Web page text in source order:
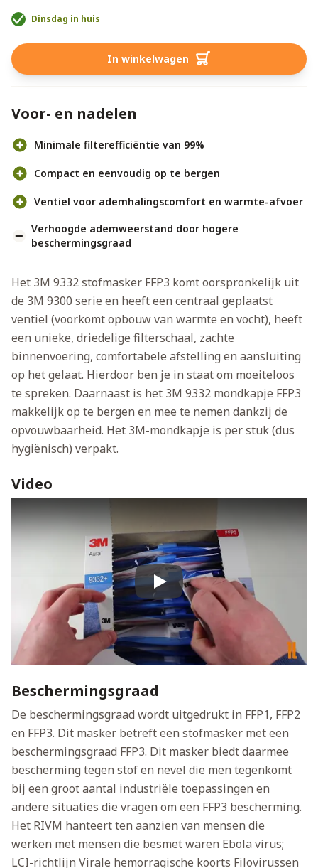
Dinsdag in huis
In winkelwagen
Voor- en nadelen
Minimale filterefficiëntie van 99%
Compact en eenvoudig op te bergen
Ventiel voor ademhalingscomfort en warmte-afvoer
Verhoogde ademweerstand door hogere
beschermingsgraad
Het 3M 9332 stofmasker FFP3 komt oorspronkelijk uit
de 3M 9300 serie en heeft een centraal geplaatst
ventiel (voorkomt opbouw van warmte en vocht), heeft
een unieke, driedelige filterschaal, zachte
binnenvoering, comfortabele afstelling en aansluiting
op het gelaat. Hierdoor ben je in staat om moeiteloos
te spreken. Daarnaast is het 3M 9332 mondkapje FFP3
makkelijk op te bergen en mee te nemen dankzij de
opvouwbaarheid. Het 3M-mondkapje is per stuk (dus
hygiënisch) verpakt.
Video
Play
Beschermingsgraad
De beschermingsgraad wordt uitgedrukt in FFP1, FFP2
en FFP3. Dit masker betreft een stofmasker met een
beschermingsgraad FFP3. Dit masker biedt daarmee
bescherming tegen stof en nevel die men tegenkomt
bij een groot aantal industriële toepassingen en
andere situaties die vragen om een FFP3 bescherming.
Het RIVM hanteert ten aanzien van mensen die
werken met mensen die besmet waren Ebola virus;
LCI-richtlijn Virale hemorragische koorts Filovirussen